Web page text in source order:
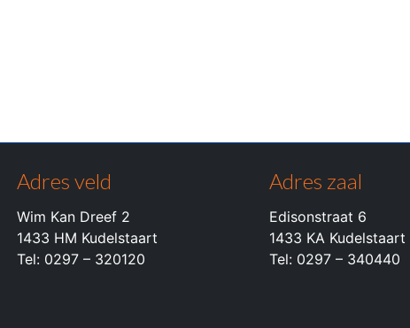
Adres veld
Wim Kan Dreef 2
1433 HM Kudelstaart
Tel: 0297 – 320120
Adres zaal
Edisonstraat 6
1433 KA Kudelstaart
Tel: 0297 – 340440